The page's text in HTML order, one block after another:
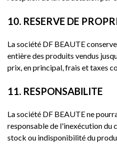
10. RESERVE DE
La société DF BEAUTE
entière des produits vendus
prix, en principal, frais et taxes
11. RESPONSABILITE
La société DF BEAUTE ne
responsable de l'inexécution du
stock ou indisponibilité du